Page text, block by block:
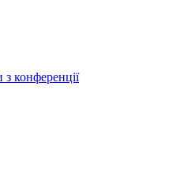
конференції